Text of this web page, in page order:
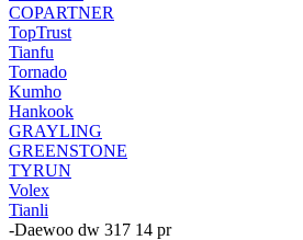
COPARTNER
TopTrust
Tianfu
Tornado
Kumho
Hankook
GRAYLING
GREENSTONE
TYRUN
Volex
Tianli
-Daewoo dw 317 14 pr